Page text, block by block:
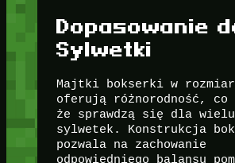
Dopasowanie
Sylwetki
Majtki bokserki w
oferują różnorodność, co
że sprawdzą się dla
sylwetek. Konstrukcja
pozwala na zachowanie
odpowiedniego balansu